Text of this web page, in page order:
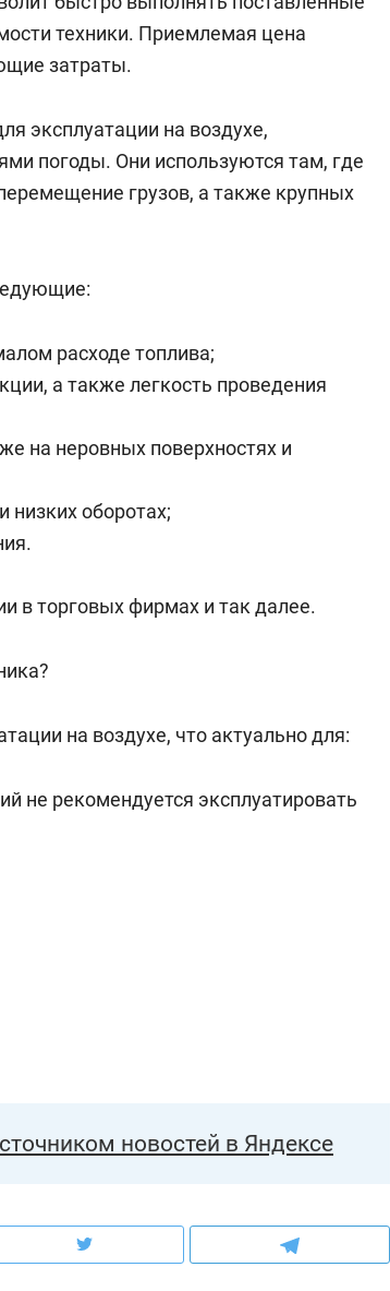
техники. Приемлемая цена
затраты.
эксплуатации на воздухе,
погоды. Они используются там, где
грузов, а также крупных
расходе топлива;
а также легкость проведения
на неровных поверхностях и
низких оборотах;
в торговых фирмах и так далее.
на воздухе, что актуально для:
не рекомендуется эксплуатировать
новостей в Яндексе